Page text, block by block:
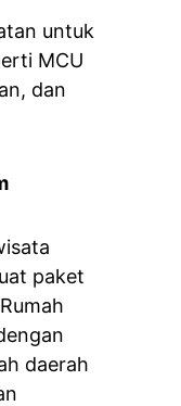
untuk
MCU
dan
paket
daerah